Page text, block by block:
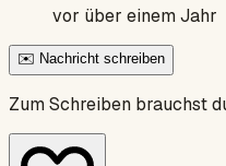
vor über einem Jahr
✉️ Nachricht schreiben
Zum Schreiben brauchst